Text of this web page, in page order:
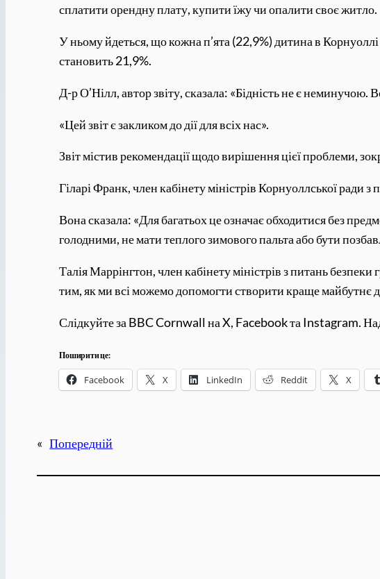
сплатити орендну плату, купити їжу чи опалити своє житло.
У ньому йдеться, що кожна п’ята (22,9%) дитина в
становить 21,9%.
Д-р О’Нілл, автор звіту, сказала: «Бідність не є
«Цей звіт є закликом до дії для всіх нас».
Звіт містив рекомендації щодо вирішення цієї проблеми,
Гіларі Франк, член кабінету міністрів Корнуоллської ради
Вона сказала: «Для багатьох це означає обходитися без
голодними, не мати теплого зимового пальта або бути
Талія Маррінгтон, член кабінету міністрів з питань
тим, як ми всі можемо допомогти створити краще майбутнє
Слідкуйте за BBC Cornwall на X, Facebook та Instagram.
Поширити це:
Facebook X LinkedIn Reddit X
« Попередній